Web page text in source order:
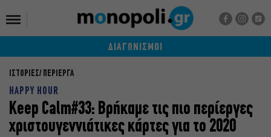
ΔΙΑΓΩΝΙΣΜΟΙ
ΙΣΤΟΡΙΕΣ ΠΕΡΙΕΡΓΑ
HAPPY HOUR
Keep Calm#33: Βρήκαμε τις πιο περίεργες
χριστουγεννιάτικες κάρτες για το 2020